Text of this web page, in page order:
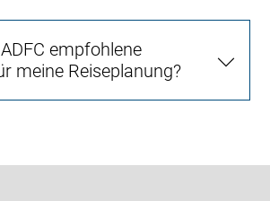
empfohlene
meine Reiseplanung?